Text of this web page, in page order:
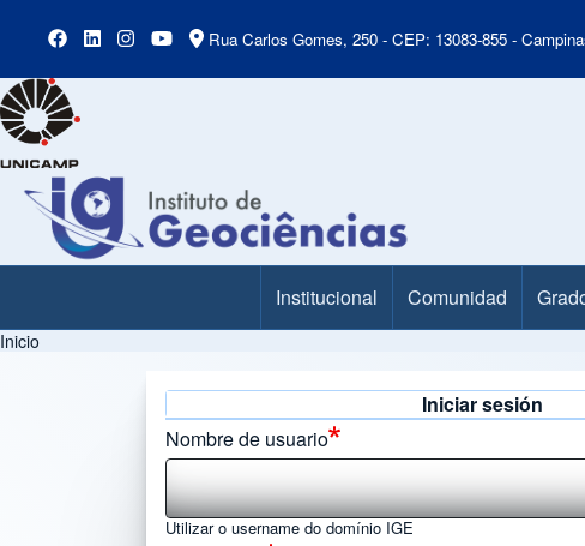
Rua Carlos Gomes, 250 - CEP: 13083-855 -
Main Menu Institucional Comunidad
Ruta de navegación
Inicio
Solapas principales
Iniciar sesión
Nombre de usuario
Utilizar o username do domínio IGE